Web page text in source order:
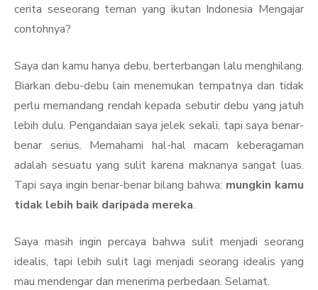
cerita seseorang teman yang ikutan Indonesia Mengajar
contohnya?
Saya dan kamu hanya debu, berterbangan lalu menghilang.
Biarkan debu-debu lain menemukan tempatnya dan tidak
perlu memandang rendah kepada sebutir debu yang jatuh
lebih dulu. Pengandaian saya jelek sekali, tapi saya benar-
benar serius. Memahami hal-hal macam keberagaman
adalah sesuatu yang sulit karena maknanya sangat luas.
Tapi saya ingin benar-benar bilang bahwa: mungkin kamu
tidak lebih baik daripada mereka.
Saya masih ingin percaya bahwa sulit menjadi seorang
idealis, tapi lebih sulit lagi menjadi seorang idealis yang
mau mendengar dan menerima perbedaan. Selamat.